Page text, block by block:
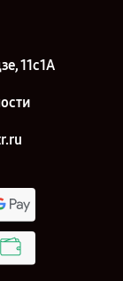
11с1А